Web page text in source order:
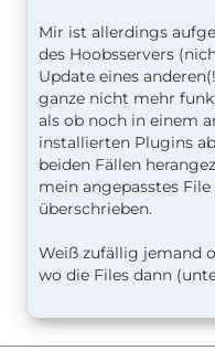
Mir ist allerdings
des Hoobsservers
Update eines
ganze nicht mehr
als ob noch in einem
installierten Plugins
beiden Fällen
mein angepasstes
überschrieben.
Weiß zufällig jemand
wo die Files dann